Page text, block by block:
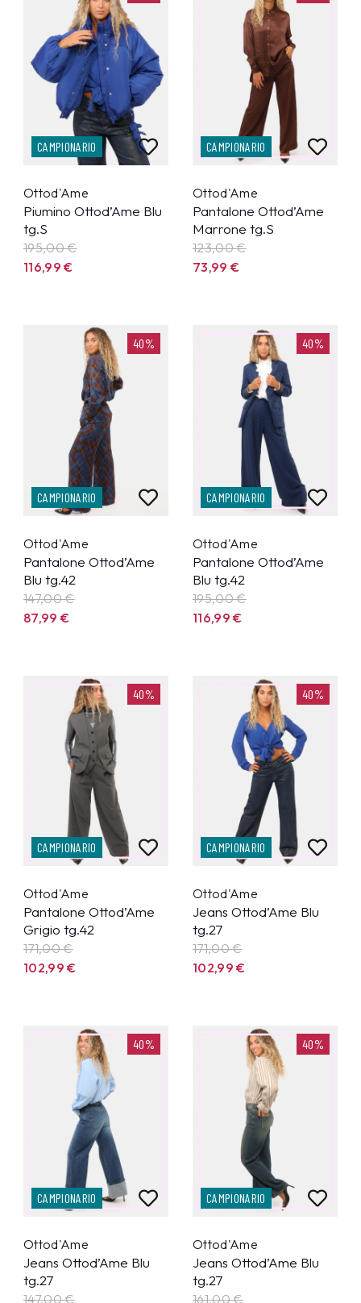
CAMPIONARIO
Ottod'Ame
Piumino Ottod’Ame Blu
tg.S
195,00 €
116,99€
CAMPIONARIO
Ottod'Ame
Pantalone Ottod’Ame
Marrone tg.S
123,00 €
73,99€
40%
CAMPIONARIO
Ottod'Ame
Pantalone Ottod’Ame
Blu tg.42
147,00 €
87,99€
40%
CAMPIONARIO
Ottod'Ame
Pantalone Ottod’Ame
Blu tg.42
195,00 €
116,99€
40%
CAMPIONARIO
Ottod'Ame
Pantalone Ottod’Ame
Grigio tg.42
171,00 €
102,99€
40%
CAMPIONARIO
Ottod'Ame
Jeans Ottod’Ame Blu
tg.27
171,00 €
102,99€
40%
CAMPIONARIO
Ottod'Ame
Jeans Ottod’Ame Blu
tg.27
147,00 €
40%
CAMPIONARIO
Ottod'Ame
Jeans Ottod’Ame Blu
tg.27
161,00 €